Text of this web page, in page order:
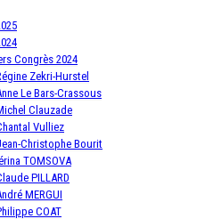
Congrès 2024
Zekri-Hurstel
Le Bars-Crassous
Clauzade
Vulliez
Christophe Bourit
TOMSOVA
PILLARD
MERGUI
COAT